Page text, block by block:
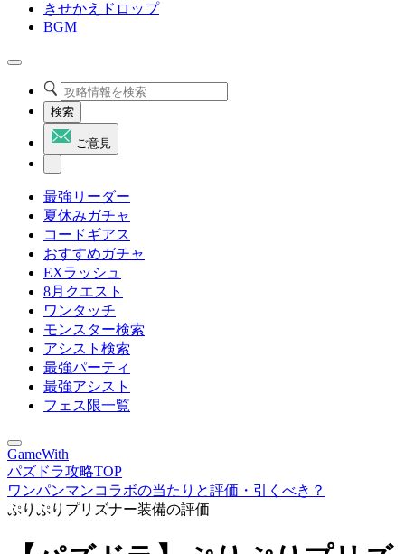
きせかえドロップ
BGM
検索
ご意見
最強リーダー
夏休みガチャ
コードギアス
おすすめガチャ
EXラッシュ
8月クエスト
ワンタッチ
モンスター検索
アシスト検索
最強パーティ
最強アシスト
フェス限一覧
GameWith
パズドラ攻略TOP
ワンパンマンコラボの当たりと評価・引くべき？
ぷりぷりプリズナー装備の評価